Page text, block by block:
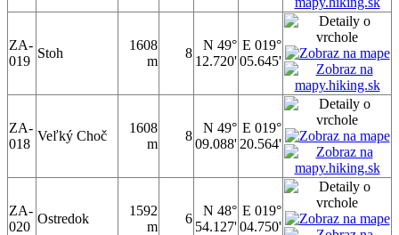
ZA-
019
Stoh
1608
m
8
N 49°
12.720'
E 019°
05.645'
ZA-
018
Veľký Choč
1608
m
8
N 49°
09.088'
E 019°
20.564'
ZA-
020
Ostredok
1592
m
6
N 48°
54.127'
E 019°
04.750'